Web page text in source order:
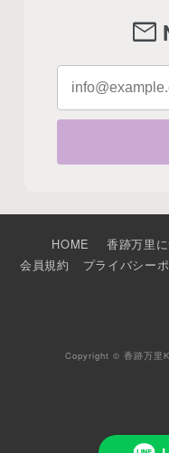
mail
HOME 香跡万里
会員規約
プライバシー
Copyright © 香跡万里